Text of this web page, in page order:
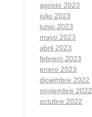
agosto 2023
julio 2023
junio 2023
mayo 2023
abril 2023
febrero 2023
enero 2023
diciembre 2022
noviembre 2022
octubre 2022